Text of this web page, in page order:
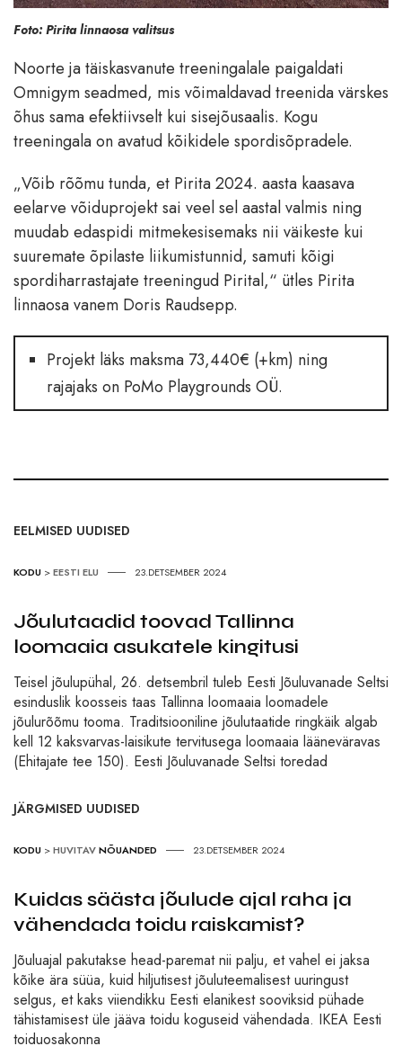
Foto: Pirita linnaosa valitsus
Noorte ja täiskasvanute treeningalale paigaldati
Omnigym seadmed, mis võimaldavad treenida värskes
õhus sama efektiivselt kui sisejõusaalis. Kogu
treeningala on avatud kõikidele spordisõpradele.
„Võib rõõmu tunda, et Pirita 2024. aasta kaasava
eelarve võiduprojekt sai veel sel aastal valmis ning
muudab edaspidi mitmekesisemaks nii väikeste kui
suuremate õpilaste liikumistunnid, samuti kõigi
spordiharrastajate treeningud Pirital,“ ütles Pirita
linnaosa vanem Doris Raudsepp.
Projekt läks maksma 73,440€ (+km) ning
rajajaks on PoMo Playgrounds OÜ.
EELMISED UUDISED
KODU >EESTI ELU 23.DETSEMBER 2024
Jõulutaadid toovad Tallinna
loomaaia asukatele kingitusi
Teisel jõulupühal, 26. detsembril tuleb Eesti Jõuluvanade Seltsi
esinduslik koosseis taas Tallinna loomaaia loomadele
jõulurõõmu tooma. Traditsiooniline jõulutaatide ringkäik algab
kell 12 kaksvarvas-laisikute tervitusega loomaaia lääneväravas
(Ehitajate tee 150). Eesti Jõuluvanade Seltsi toredad
JÄRGMISED UUDISED
KODU >HUVITAVNÕUANDED 23.DETSEMBER 2024
Kuidas säästa jõulude ajal raha ja
vähendada toidu raiskamist?
Jõuluajal pakutakse head-paremat nii palju, et vahel ei jaksa
kõike ära süüa, kuid hiljutisest jõuluteemalisest uuringust
selgus, et kaks viiendikku Eesti elanikest sooviksid pühade
tähistamisest üle jääva toidu koguseid vähendada. IKEA Eesti
toiduosakonna